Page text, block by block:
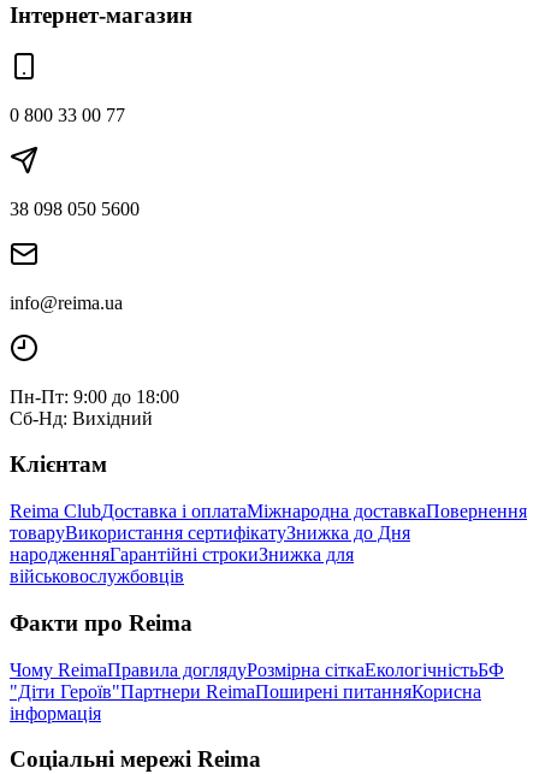
Інтернет-магазин
0 800 33 00 77
38 098 050 5600
info@reima.ua
Пн-Пт: 9:00 до 18:00
Сб-Нд: Вихідний
Клієнтам
Reima ClubДоставка і оплатаМіжнародна доставкаПовернення
товаруВикористання сертифікатуЗнижка до Дня
народженняГарантійні строкиЗнижка для
військовослужбовців
Факти про Reima
Чому ReimaПравила доглядуРозмірна сіткаЕкологічністьБФ
"Діти Героїв"Партнери ReimaПоширені питанняКорисна
інформація
Соціальні мережі Reima